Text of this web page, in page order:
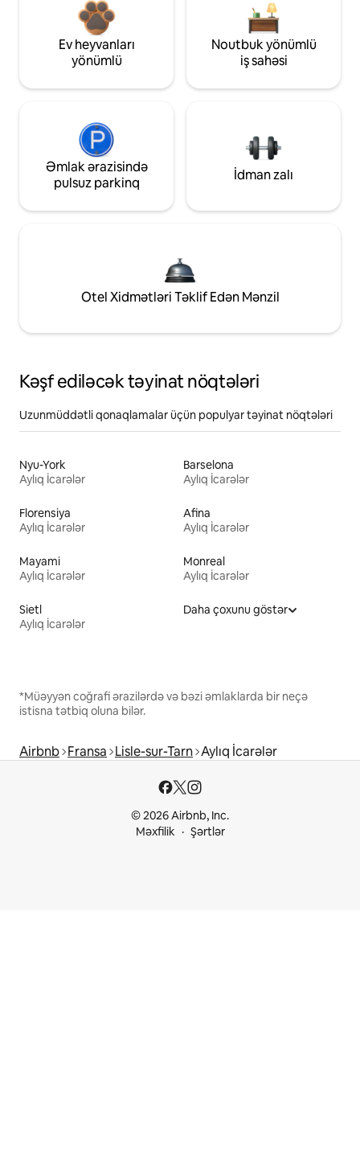
Ev heyvanları
yönümlü
Noutbuk yönümlü
iş sahəsi
Əmlak ərazisində
pulsuz parkinq
İdman zalı
Otel Xidmətləri Təklif Edən Mənzil
Kəşf ediləcək təyinat nöqtələri
Uzunmüddətli qonaqlamalar üçün populyar təyinat nöqtələri
Nyu-York
Aylıq İcarələr
Barselona
Aylıq İcarələr
Florensiya
Aylıq İcarələr
Afina
Aylıq İcarələr
Mayami
Aylıq İcarələr
Monreal
Aylıq İcarələr
Sietl
Aylıq İcarələr
Daha çoxunu göstər
*Müəyyən coğrafi ərazilərdə və bəzi əmlaklarda bir neçə
istisna tətbiq oluna bilər.
Airbnb Fransa Lisle-sur-Tarn Aylıq İcarələr
© 2026 Airbnb, Inc.
Məxfilik
Şərtlər